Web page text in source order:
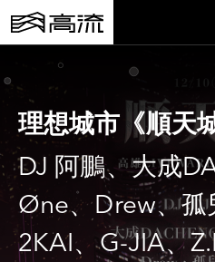
理想城市《順天
DJ 阿鵬、大成
Øne、Drew、孤
2KAI、G-JIA、